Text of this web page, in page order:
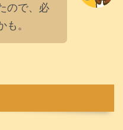
ので、必
。